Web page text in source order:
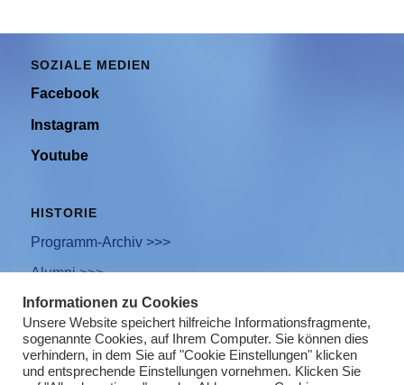
SOZIALE MEDIEN
Facebook
Instagram
Youtube
HISTORIE
Programm-Archiv >>>
Alumni >>>
Newsletter Anmeldung
Informationen zu Cookies
Unsere Website speichert hilfreiche Informationsfragmente,
sogenannte Cookies, auf Ihrem Computer. Sie können dies
verhindern, in dem Sie auf "Cookie Einstellungen" klicken
und entsprechende Einstellungen vornehmen. Klicken Sie